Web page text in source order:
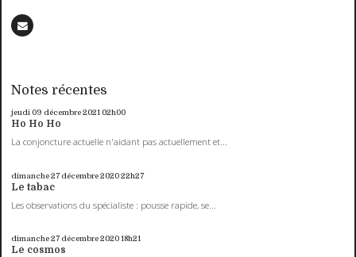
Notes récentes
jeudi 09 décembre 2021 02h00
Ho Ho Ho
La conjoncture actuelle n'aidant pas actuellement et...
dimanche 27 décembre 202022h27
Le tabac
Les observations du spécialiste : pousse rapide, se...
dimanche 27 décembre 202018h21
Le cosmos